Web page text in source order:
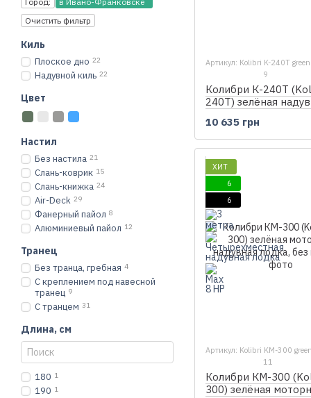
Артикул: Kolibri K-240T green
9
Колибри К-240Т
240T) зелёная
10 635 грн
ХИТ
6
6
Артикул: Kolibri KM-300 green
11
Колибри КМ-300
300) зелёная
Очистить фильтр
Киль
Плоское дно 22
Надувной киль 22
Цвет
Настил
Без настила 21
Слань-коврик 15
Слань-книжка 24
Air-Deck 29
Фанерный пайол 8
Алюминиевый пайол 12
Транец
Без транца, гребная 4
С креплением под навесной
транец 9
С транцем 31
Длина, см
180 1
190 1